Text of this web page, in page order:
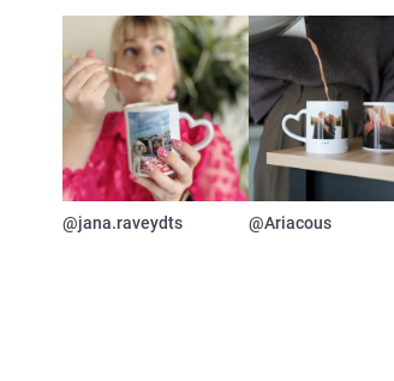
@jana.raveydts @Ariacous